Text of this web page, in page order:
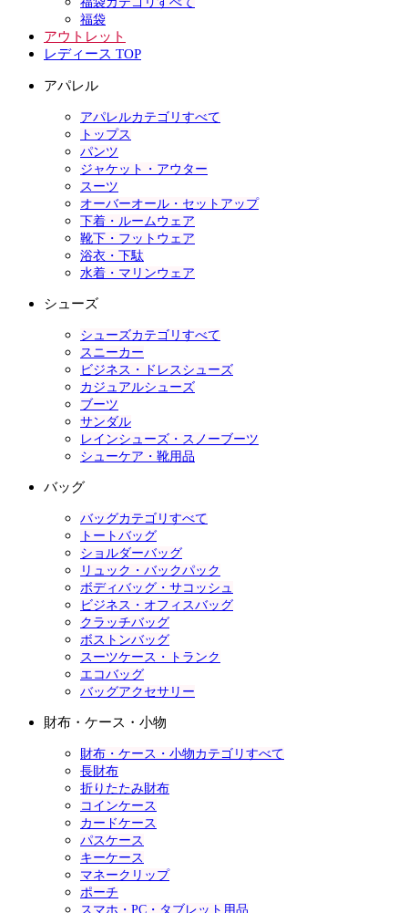
福袋
アウトレット
レディース TOP
アパレル
アパレルカテゴリすべて
トップス
パンツ
ジャケット・アウター
スーツ
オーバーオール・セットアップ
下着・ルームウェア
靴下・フットウェア
浴衣・下駄
水着・マリンウェア
シューズ
シューズカテゴリすべて
スニーカー
ビジネス・ドレスシューズ
カジュアルシューズ
ブーツ
サンダル
レインシューズ・スノーブーツ
シューケア・靴用品
バッグ
バッグカテゴリすべて
トートバッグ
ショルダーバッグ
リュック・バックパック
ボディバッグ・サコッシュ
ビジネス・オフィスバッグ
クラッチバッグ
ボストンバッグ
スーツケース・トランク
エコバッグ
バッグアクセサリー
財布・ケース・小物
財布・ケース・小物カテゴリすべて
長財布
折りたたみ財布
コインケース
カードケース
パスケース
キーケース
マネークリップ
ポーチ
スマホ・PC・タブレット用品